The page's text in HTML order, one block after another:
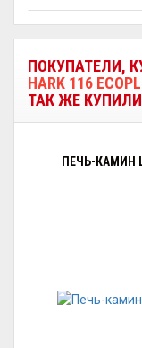
ПОКУПАТЕЛИ,
HARK 116
ТАК ЖЕ КУПИЛИ
ПЕЧЬ-КАМИН